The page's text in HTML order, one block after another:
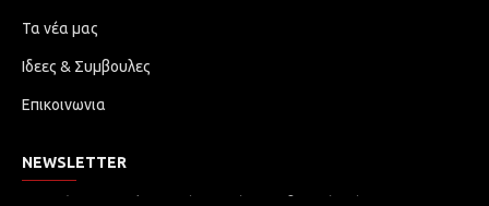
Τα νέα μας
Ιδεες & Συμβουλες
Επικοινωνια
NEWSLETTER